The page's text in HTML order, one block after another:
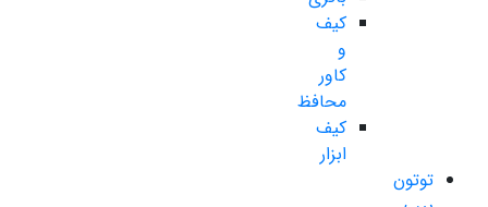
کیف
و
کاور
محافظ
کیف
ابزار
توتون